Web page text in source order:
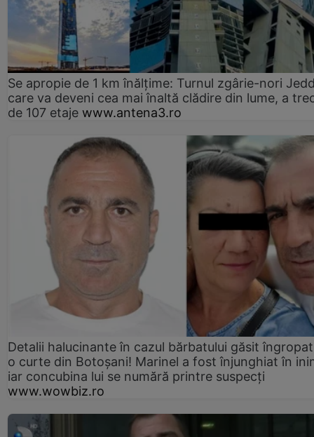
Se apropie de 1 km înălțime: Turnul zgârie-nori
care va deveni cea mai înaltă clădire din lume, a
de 107 etaje www.antena3.ro
Detalii halucinante în cazul bărbatului găsit
o curte din Botoșani! Marinel a fost înjunghiat în
iar concubina lui se numără printre suspecți
www.wowbiz.ro